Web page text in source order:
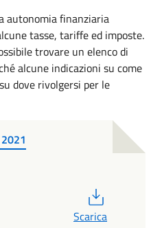
autonomia finanziaria
tasse, tariffe ed imposte.
trovare un elenco di
alcune indicazioni su come
dove rivolgersi per le
Scarica